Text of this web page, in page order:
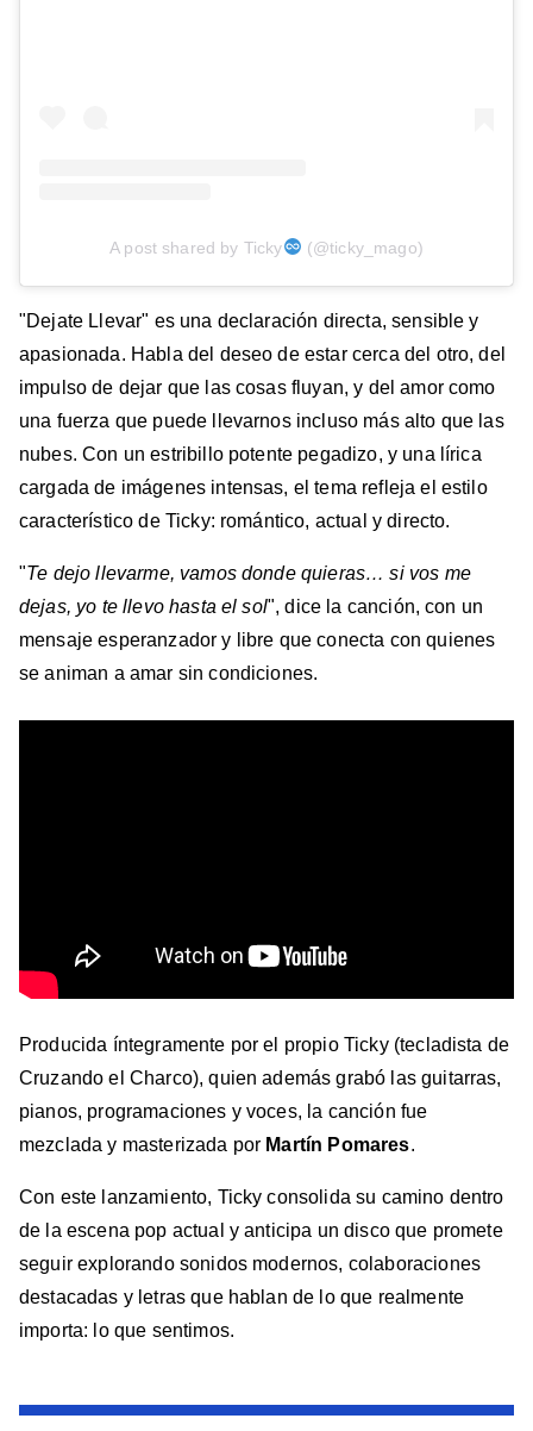
A post shared by Ticky (@ticky_mago)
"Dejate Llevar" es una declaración directa, sensible y
apasionada. Habla del deseo de estar cerca del otro, del
impulso de dejar que las cosas fluyan, y del amor como
una fuerza que puede llevarnos incluso más alto que las
nubes. Con un estribillo potente pegadizo, y una lírica
cargada de imágenes intensas, el tema refleja el estilo
característico de Ticky: romántico, actual y directo.
"Te dejo llevarme, vamos donde quieras… si vos me
dejas, yo te llevo hasta el sol", dice la canción, con un
mensaje esperanzador y libre que conecta con quienes
se animan a amar sin condiciones.
Producida íntegramente por el propio Ticky (tecladista de
Cruzando el Charco), quien además grabó las guitarras,
pianos, programaciones y voces, la canción fue
mezclada y masterizada por Martín Pomares.
Con este lanzamiento, Ticky consolida su camino dentro
de la escena pop actual y anticipa un disco que promete
seguir explorando sonidos modernos, colaboraciones
destacadas y letras que hablan de lo que realmente
importa: lo que sentimos.